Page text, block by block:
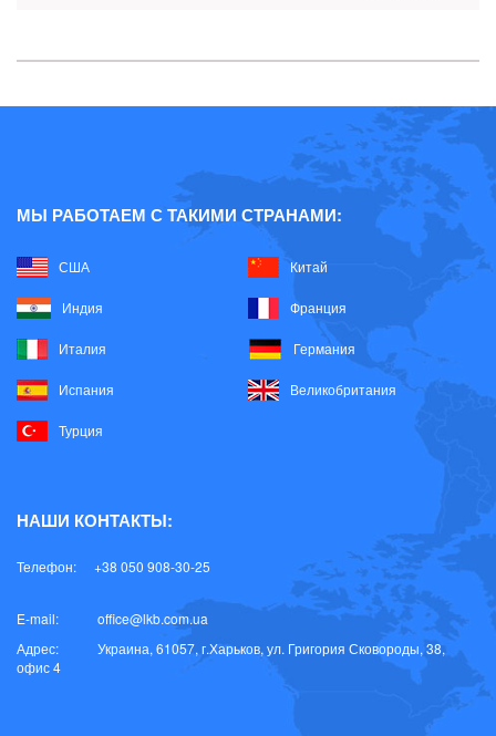
МЫ РАБОТАЕМ С ТАКИМИ СТРАНАМИ:
США Китай
Индия Франция
Италия Германия
Испания Великобритания
Турция
НАШИ КОНТАКТЫ:
Телефон: +38 050 908-30-25
E-mail:
office@lkb.com.ua
Адрес:
Украина, 61057, г.Харьков, ул. Григория Сковороды, 38,
офис 4